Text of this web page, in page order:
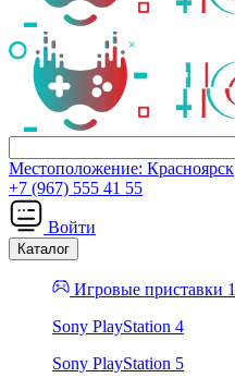
Местоположение: Красноярск
+7 (967) 555 41 55
Войти
Каталог
Игровые приставки 1
Sony PlayStation 4
Sony PlayStation 5